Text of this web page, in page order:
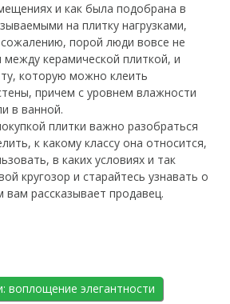
и как была подобрана в
на плитку нагрузками,
порой люди вовсе не
керамической плиткой, и
которую можно клеить
причем с уровнем влажности
в ванной.
плитки важно разобраться
к какому классу она относится,
в каких условиях и так
кругозор и старайтесь узнавать о
рассказывает продавец.
воплощение элегантности